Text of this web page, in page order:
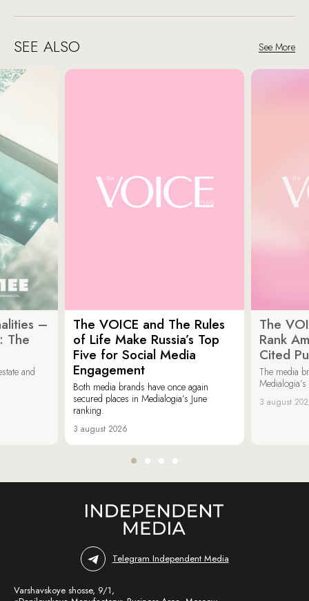
SEE ALSO See More
–
The
and
The VOICE and The Rules
of Life Make Russia’s Top
Five for Social Media
Engagement
Both media brands have once again
secured places in Medialogia’s June
ranking.
3 august 2026
The
Rank
Cited
The media
3 august
Telegram Independent Media
Varshavskoye shosse, 9/1,